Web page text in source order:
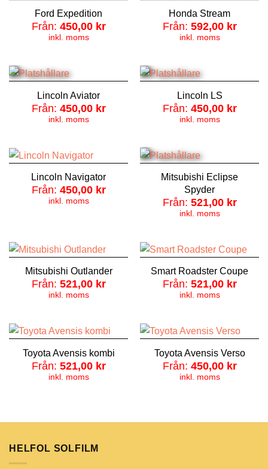
Ford Expedition
Från: 450,00 kr
inkl. moms
Honda Stream
Från: 592,00 kr
inkl. moms
Lincoln Aviator
Från: 450,00 kr
inkl. moms
Lincoln LS
Från: 450,00 kr
inkl. moms
Lincoln Navigator
Från: 450,00 kr
inkl. moms
Mitsubishi Eclipse
Spyder
Från: 521,00 kr
inkl. moms
Mitsubishi Outlander
Från: 521,00 kr
inkl. moms
Smart Roadster Coupe
Från: 521,00 kr
inkl. moms
Toyota Avensis kombi
Från: 521,00 kr
inkl. moms
Toyota Avensis Verso
Från: 450,00 kr
inkl. moms
HELFOL SOLFILM